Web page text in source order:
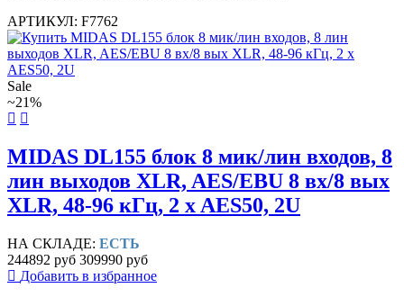
АРТИКУЛ: F7762
Sale
~21%
MIDAS DL155 блок 8 мик/лин входов, 8
лин выходов XLR, AES/EBU 8 вх/8 вых
XLR, 48-96 кГц, 2 x AES50, 2U
НА СКЛАДЕ: ЕСТЬ
244892 руб 309990 руб
Добавить в избранное